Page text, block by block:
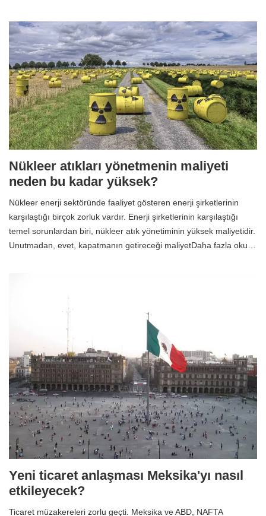
Nükleer atıkları yönetmenin maliyeti
neden bu kadar yüksek?
Nükleer enerji sektöründe faaliyet gösteren enerji şirketlerinin
karşılaştığı birçok zorluk vardır. Enerji şirketlerinin karşılaştığı
temel sorunlardan biri, nükleer atık yönetiminin yüksek maliyetidir.
Unutmadan, evet, kapatmanın getireceği maliyetDaha fazla oku…
Yeni ticaret anlaşması Meksika'yı nasıl
etkileyecek?
Ticaret müzakereleri zorlu geçti. Meksika ve ABD, NAFTA